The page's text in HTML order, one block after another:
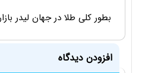
بطور کلی طلا در جهان
افزودن دیدگاه